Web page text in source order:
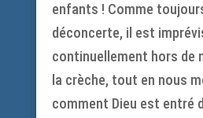
enfants ! Comme
déconcerte, il est
continuellement hors de
la crèche, tout en nous
comment Dieu est entré